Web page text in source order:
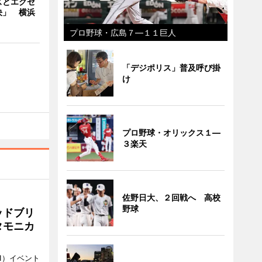
」 横浜
ブリ
ニカ
イベント
プロ野球・広島７―１１巨人
「デジポリス」普及呼び掛
け
プロ野球・オリックス１―
３楽天
佐野日大、２回戦へ 高校
野球